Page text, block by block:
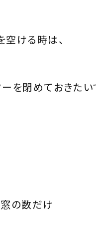
ける時は、
を閉めておきたい
の数だけ